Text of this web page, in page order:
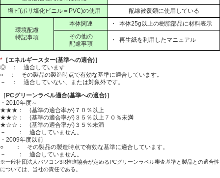
塩ビ(ポリ塩化ビニル＝PVC)の使用
配線被覆類に使用している
環境配慮
特記事項
本体関連 ・
本体25g以上の樹脂部品に材料表示
その他の
配慮事項
・ 再生紙を利用したマニュアル
* ［エネルギースター(基準への適合)］
◎ ： 適合しています
○ ： その製品の製造時点で有効な基準に適合しています。
－ ： 適合していない、または対象外です。
［PCグリーンラベル適合(基準への適合)］
・2010年度～
★★★： (基準の適合率が)７０％以上
★★☆： (基準の適合率が)３５％以上７０％未満
★☆☆： (基準の適合率が)３５％未満
－ ： 適合していません。
・2009年度以前
○ ： その製品の製造時点で有効な基準に適合しています。
－ ： 適合していません。
※一般社団法人パソコン3R推進協会が定めるPCグリーンラベル審査基準と製品との適合性
については、当社の責任である。